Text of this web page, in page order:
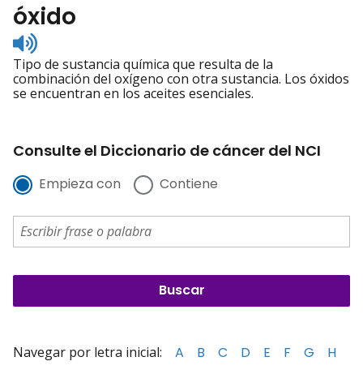
óxido
Listen
to
pronunciation
Tipo de sustancia química que resulta de la
combinación del oxígeno con otra sustancia. Los óxidos
se encuentran en los aceites esenciales.
Consulte el Diccionario de cáncer del NCI
Empieza con Contiene
Navegar por letra inicial: A B C D E F G
H